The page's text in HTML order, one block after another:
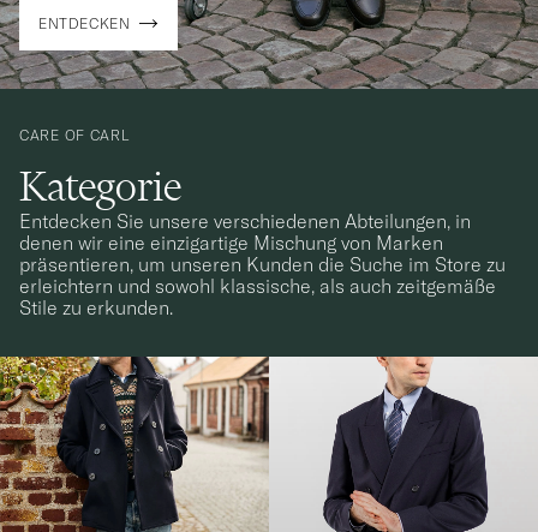
ENTDECKEN
CARE OF CARL
Kategorie
Entdecken Sie unsere verschiedenen Abteilungen, in
denen wir eine einzigartige Mischung von Marken
präsentieren, um unseren Kunden die Suche im Store zu
erleichtern und sowohl klassische, als auch zeitgemäße
Stile zu erkunden.